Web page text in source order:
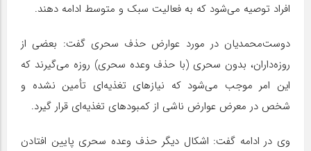
افراد توصیه می‌شود که به فعالیت سبک و متوسط ادامه دهند.
دوست‌محمدیان در مورد عوارض حذف سحری گفت: بعضی از
روزه‌داران، بدون سحری (با حذف وعده سحری) روزه می‌گیرند که
این امر موجب می‌شود که نیازهای تغذیه‌ای تأمین نشده و
شخص در معرض عوارض ناشی از کمبودهای تغذیه‌ای قرار گیرد.
وی در ادامه گفت: اشکال دیگر حذف وعده سحری پایین افتادن